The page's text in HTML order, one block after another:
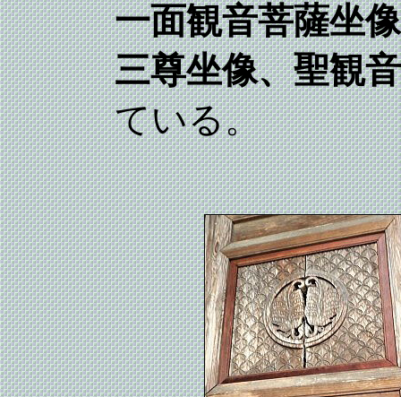
一面観音菩薩坐像
三尊坐像、聖観
ている。